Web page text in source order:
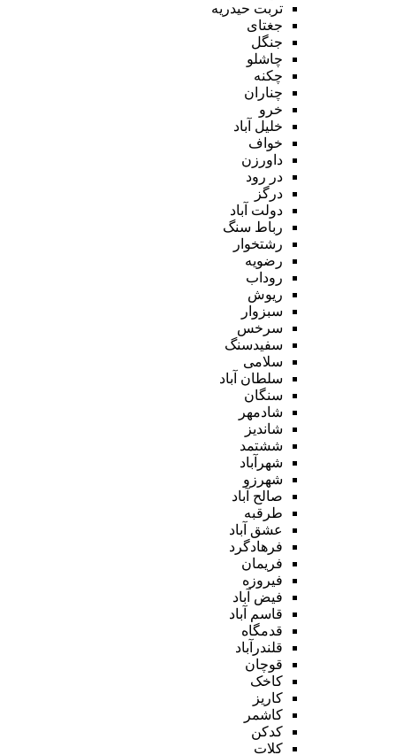
تربت حیدریه
جغتای
جنگل
چاشلو
چکنه
چناران
خرو
خلیل آباد
خواف
داورزن
در رود
درگز
دولت آباد
رباط سنگ
رشتخوار
رضویه
روداب
ریوش
سبزوار
سرخس
سفیدسنگ
سلامی
سلطان آباد
سنگان
شادمهر
شاندیز
ششتمد
شهرآباد
شهرزو
صالح آباد
طرقبه
عشق آباد
فرهادگرد
فریمان
فیروزه
فیض آباد
قاسم آباد
قدمگاه
قلندرآباد
قوچان
کاخک
کاریز
کاشمر
کدکن
کلات